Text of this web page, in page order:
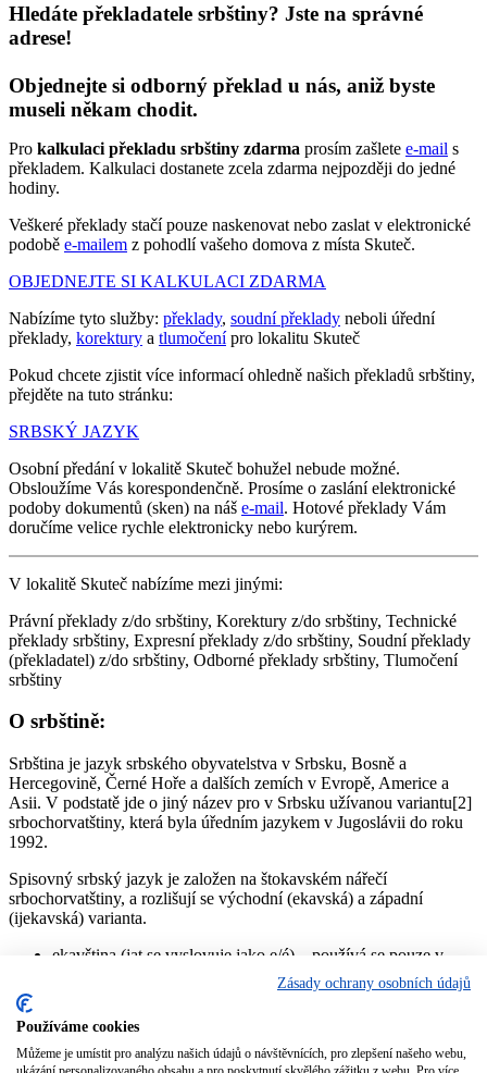
Hledáte překladatele srbštiny? Jste na správné
adrese!
Objednejte si odborný překlad u nás, aniž byste
museli někam chodit.
Pro kalkulaci překladu srbštiny zdarma prosím zašlete e-mail s
překladem. Kalkulaci dostanete zcela zdarma nejpozději do jedné
hodiny.
Veškeré překlady stačí pouze naskenovat nebo zaslat v elektronické
podobě e-mailem z pohodlí vašeho domova z místa Skuteč.
OBJEDNEJTE SI KALKULACI ZDARMA
Nabízíme tyto služby: překlady, soudní překlady neboli úřední
překlady, korektury a tlumočenípro lokalitu Skuteč
Pokud chcete zjistit více informací ohledně našich překladů srbštiny,
přejděte na tuto stránku:
SRBSKÝ JAZYK
Osobní předání v lokalitě Skuteč bohužel nebude možné.
Obsloužíme Vás korespondenčně. Prosíme o zaslání elektronické
podoby dokumentů (sken) na náš e-mail. Hotové překlady Vám
doručíme velice rychle elektronicky nebo kurýrem.
V lokalitě Skuteč nabízíme mezi jinými:
Právní překlady z/do srbštiny, Korektury z/do srbštiny, Technické
překlady srbštiny, Expresní překlady z/do srbštiny, Soudní překlady
(překladatel) z/do srbštiny, Odborné překlady srbštiny, Tlumočení
srbštiny
O srbštině:
Srbština je jazyk srbského obyvatelstva v Srbsku, Bosně a
Hercegovině, Černé Hoře a dalších zemích v Evropě, Americe a
Asii. V podstatě jde o jiný název pro v Srbsku užívanou variantu[2]
srbochorvatštiny, která byla úředním jazykem v Jugoslávii do roku
1992.
Spisovný srbský jazyk je založen na štokavském nářečí
srbochorvatštiny, a rozlišují se východní (ekavská) a západní
(ijekavská) varianta.
ekavština (jat se vyslovuje jako e/é) – používá se pouze v
Srbsku, kde je z velké míry převažující výslovnost (Bělehrad,
Vojvodina, Kosovo, východní, centrální a jižní Srbsko).
Bosně a Hercegovině, Černé Hoře a Chorvatsku, v Srbsku
pouze ve západní části (pořád ustupuje pod vlivem médií)
Zásady ochrany osobních údajů
Používáme cookies
Můžeme je umístit pro analýzu našich údajů o návštěvnících, pro zlepšení našeho webu,